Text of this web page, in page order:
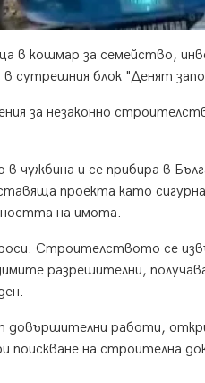
в кошмар за семейство,
сутрешния блок "Денят
за незаконно
чужбина и се прибира в
проекта като
на имота.
Строителството се
разрешителни,
довършителни работи,
поискване на строителна